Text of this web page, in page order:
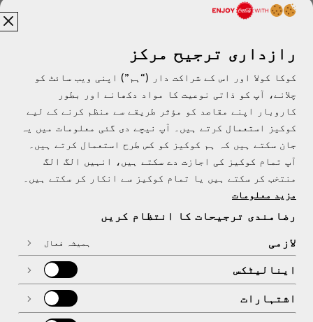
مقامی کوکا کولا دفتر سے رابطہ کریں۔ آپ رابطہ کی
پاکستان | اردو
ہمارے بارے میں
رازداری ترجیح مرکز
کوکا کولا اور اس کے شراکت دار (“ہم”) اپنی ویب سائٹ کو
چلانے، آپ کو ذاتی نوعیت کا مواد دکھانے اور بطور
کاروبار اپنے مقاصد کو مؤثر طریقے سے منظم کرنے کے لیے
کوکیز استعمال کرتے ہیں۔ آپ نیچے دی گئی معلومات میں یہ
جان سکتے ہیں کہ ہم کوکیز کو کس طرح استعمال کرتے ہیں۔
آپ تمام کوکیز کی اجازت دے سکتے ہیں، انہیں الگ الگ
منتخب کر سکتے ہیں یا تمام کوکیز سے انکار کر سکتے ہیں۔
مزید معلومات
رضامندی ترجیحات کا انتظام کریں
لازمی
ہمیشہ فعال
اینالیٹکس
اشتہارات